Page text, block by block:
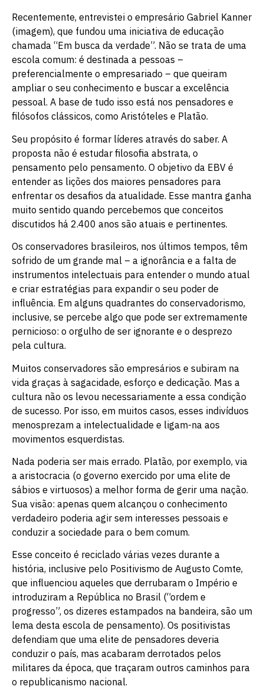
Recentemente, entrevistei o empresário Gabriel Kanner
(imagem), que fundou uma iniciativa de educação
chamada “Em busca da verdade”. Não se trata de uma
escola comum: é destinada a pessoas –
preferencialmente o empresariado – que queiram
ampliar o seu conhecimento e buscar a excelência
pessoal. A base de tudo isso está nos pensadores e
filósofos clássicos, como Aristóteles e Platão.
Seu propósito é formar líderes através do saber. A
proposta não é estudar filosofia abstrata, o
pensamento pelo pensamento. O objetivo da EBV é
entender as lições dos maiores pensadores para
enfrentar os desafios da atualidade. Esse mantra ganha
muito sentido quando percebemos que conceitos
discutidos há 2.400 anos são atuais e pertinentes.
Os conservadores brasileiros, nos últimos tempos, têm
sofrido de um grande mal – a ignorância e a falta de
instrumentos intelectuais para entender o mundo atual
e criar estratégias para expandir o seu poder de
influência. Em alguns quadrantes do conservadorismo,
inclusive, se percebe algo que pode ser extremamente
pernicioso: o orgulho de ser ignorante e o desprezo
pela cultura.
Muitos conservadores são empresários e subiram na
vida graças à sagacidade, esforço e dedicação. Mas a
cultura não os levou necessariamente a essa condição
de sucesso. Por isso, em muitos casos, esses indivíduos
menosprezam a intelectualidade e ligam-na aos
movimentos esquerdistas.
Nada poderia ser mais errado. Platão, por exemplo, via
a aristocracia (o governo exercido por uma elite de
sábios e virtuosos) a melhor forma de gerir uma nação.
Sua visão: apenas quem alcançou o conhecimento
verdadeiro poderia agir sem interesses pessoais e
conduzir a sociedade para o bem comum.
Esse conceito é reciclado várias vezes durante a
história, inclusive pelo Positivismo de Augusto Comte,
que influenciou aqueles que derrubaram o Império e
introduziram a República no Brasil (“ordem e
progresso”, os dizeres estampados na bandeira, são um
lema desta escola de pensamento). Os positivistas
defendiam que uma elite de pensadores deveria
conduzir o país, mas acabaram derrotados pelos
militares da época, que traçaram outros caminhos para
o republicanismo nacional.